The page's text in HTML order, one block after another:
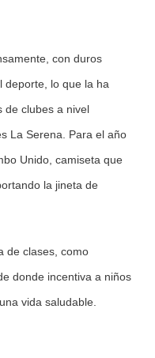
con duros
deporte, lo que la ha
de clubes a nivel
La Serena. Para el año
Unido, camiseta que
la jineta de
de clases, como
donde incentiva a niños
vida saludable.